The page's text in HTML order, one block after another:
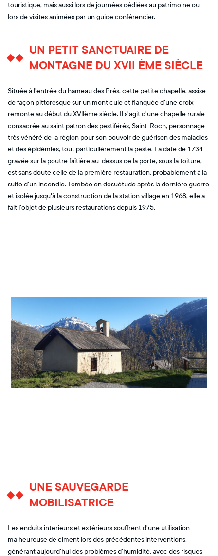
touristique, mais aussi lors de journées dédiées au patrimoine ou
lors de visites animées par un guide conférencier.
UN PETIT SANCTUAIRE DE
MONTAGNE DU XVII ÈME SIÈCLE
Située à l'entrée du hameau des Prés, cette petite chapelle, assise
de façon pittoresque sur un monticule et flanquée d'une croix
remonte au début du XVllème siècle. Il s'agit d'une chapelle rurale
consacrée au saint patron des pestiférés, Saint-Roch, personnage
très vénéré de la région pour son pouvoir de guérison des maladies
et des épidémies, tout particulièrement la peste. La date de 1734
gravée sur la poutre faîtière au-dessus de la porte, sous la toiture,
est sans doute celle de la première restauration, probablement à la
suite d'un incendie. Tombée en désuétude après la dernière guerre
et isolée jusqu'à la construction de la station village en 1968, elle a
fait l'objet de plusieurs restaurations depuis 1975.
UNE SAUVEGARDE
MOBILISATRICE
Les enduits intérieurs et extérieurs souffrent d'une utilisation
malheureuse de ciment lors des précédentes interventions,
générant aujourd'hui des problèmes d'humidité, avec des risques